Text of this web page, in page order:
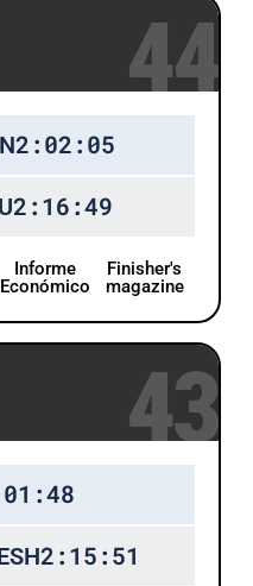
44
2:02:05
2:16:49
Informe
Económico
Finisher's
magazine
43
2:15:51